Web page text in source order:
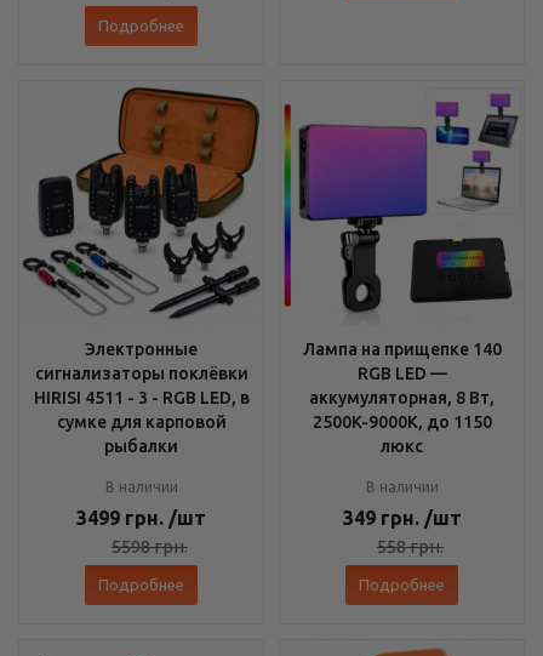
Подробнее
Электронные
сигнализаторы поклёвки
HIRISI 4511 - 3 - RGB LED, в
сумке для карповой
рыбалки
В наличии
3499 грн. /шт
5598грн.
Подробнее
Лампа на прищепке 140
RGB LED —
аккумуляторная, 8 Вт,
2500K-9000K, до 1150
люкс
В наличии
349 грн. /шт
558грн.
Подробнее